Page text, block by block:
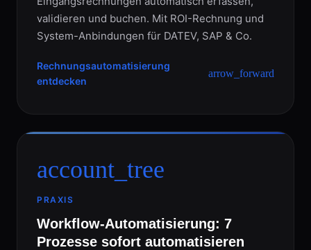
validieren und buchen. Mit ROI-Rechnung und
System-Anbindungen für DATEV, SAP & Co.
Rechnungsautomatisierung
entdecken
arrow_forward
account_tree
PRAXIS
Workflow-Automatisierung: 7
Prozesse sofort automatisieren